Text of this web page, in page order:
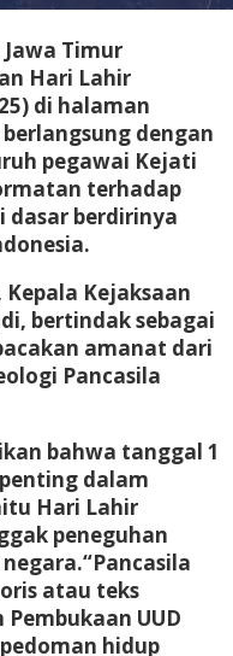
Timur
Hari Lahir
di halaman
dengan
pegawai Kejati
terhadap
berdirinya
Kejaksaan
bertindak sebagai
amanat dari
Pancasila
bahwa tanggal 1
dalam
Hari Lahir
peneguhan
atau teks
UUD
hidup